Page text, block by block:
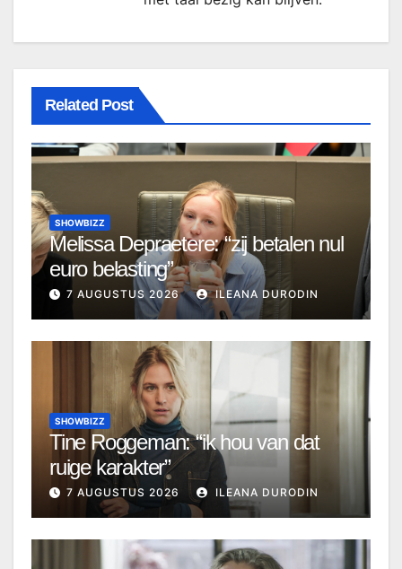
Related Post
SHOWBIZZ
Melissa Depraetere: “zij betalen nul
euro belasting”
7 AUGUSTUS 2026 ILEANA DURODIN
SHOWBIZZ
Tine Roggeman: “ik hou van dat
ruige karakter”
7 AUGUSTUS 2026 ILEANA DURODIN